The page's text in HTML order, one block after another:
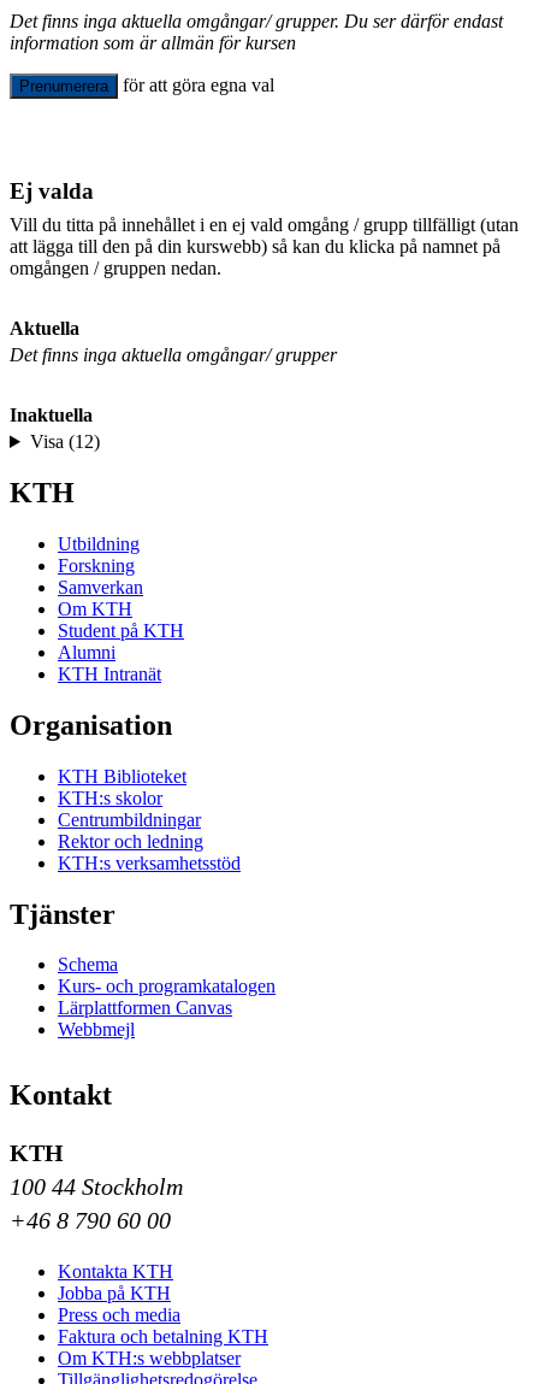
Det finns inga aktuella omgångar/ grupper. Du ser därför endast
information som är allmän för kursen
Prenumerera för att göra egna val
Ej valda
Vill du titta på innehållet i en ej vald omgång / grupp tillfälligt (utan
att lägga till den på din kurswebb) så kan du klicka på namnet på
omgången / gruppen nedan.
Aktuella
Det finns inga aktuella omgångar/ grupper
Inaktuella
Visa (12)
KTH
Utbildning
Forskning
Samverkan
Om KTH
Student på KTH
Alumni
KTH Intranät
Organisation
KTH Biblioteket
KTH:s skolor
Centrumbildningar
Rektor och ledning
KTH:s verksamhetsstöd
Tjänster
Schema
Kurs- och programkatalogen
Lärplattformen Canvas
Webbmejl
Kontakt
KTH
100 44 Stockholm
+46 8 790 60 00
Kontakta KTH
Jobba på KTH
Press och media
Faktura och betalning KTH
Om KTH:s webbplatser